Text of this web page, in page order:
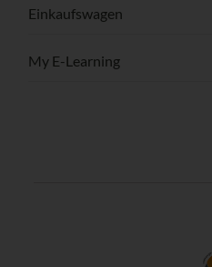
Einkaufswagen
My E-Learning